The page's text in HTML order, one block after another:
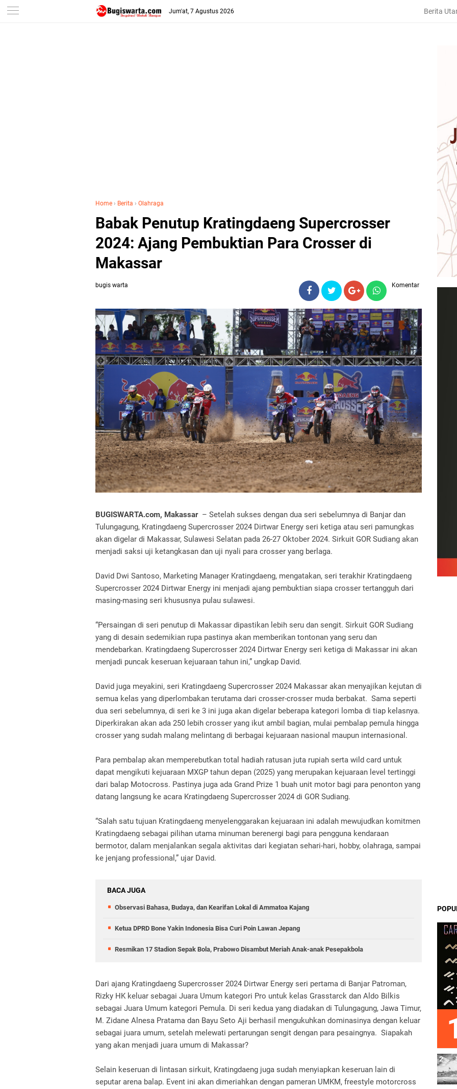
-->
Jum'at, 7 Agustus 2026 Berita
Home › Berita › Olahraga
Babak Penutup Kratingdaeng Supercrosser
2024: Ajang Pembuktian Para Crosser di
Makassar
bugis warta Komentar
BUGISWARTA.com, Makassar – Setelah sukses dengan dua seri sebelumnya di Banjar dan
Tulungagung, Kratingdaeng Supercrosser 2024 Dirtwar Energy seri ketiga atau seri pamungkas
akan digelar di Makassar, Sulawesi Selatan pada 26-27 Oktober 2024. Sirkuit GOR Sudiang akan
menjadi saksi uji ketangkasan dan uji nyali para crosser yang berlaga.
David Dwi Santoso, Marketing Manager Kratingdaeng, mengatakan, seri terakhir Kratingdaeng
Supercrosser 2024 Dirtwar Energy ini menjadi ajang pembuktian siapa crosser tertangguh dari
masing-masing seri khususnya pulau sulawesi.
“Persaingan di seri penutup di Makassar dipastikan lebih seru dan sengit. Sirkuit GOR Sudiang
yang di desain sedemikian rupa pastinya akan memberikan tontonan yang seru dan
mendebarkan. Kratingdaeng Supercrosser 2024 Dirtwar Energy seri ketiga di Makassar ini akan
menjadi puncak keseruan kejuaraan tahun ini,” ungkap David.
David juga meyakini, seri Kratingdaeng Supercrosser 2024 Makassar akan menyajikan kejutan di
semua kelas yang diperlombakan terutama dari crosser-crosser muda berbakat. Sama seperti
dua seri sebelumnya, di seri ke 3 ini juga akan digelar beberapa kategori lomba di tiap kelasnya.
Diperkirakan akan ada 250 lebih crosser yang ikut ambil bagian, mulai pembalap pemula hingga
crosser yang sudah malang melintang di berbagai kejuaraan nasional maupun internasional.
Para pembalap akan memperebutkan total hadiah ratusan juta rupiah serta wild card untuk
dapat mengikuti kejuaraan MXGP tahun depan (2025) yang merupakan kejuaraan level tertinggi
dari balap Motocross. Pastinya juga ada Grand Prize 1 buah unit motor bagi para penonton yang
datang langsung ke acara Kratingdaeng Supercrosser 2024 di GOR Sudiang.
“Salah satu tujuan Kratingdaeng menyelenggarakan kejuaraan ini adalah mewujudkan komitmen
Kratingdaeng sebagai pilihan utama minuman berenergi bagi para pengguna kendaraan
bermotor, dalam menjalankan segala aktivitas dari kegiatan sehari-hari, hobby, olahraga, sampai
ke jenjang professional,” ujar David.
BACA JUGA
Observasi Bahasa, Budaya, dan Kearifan Lokal di Ammatoa Kajang
Ketua DPRD Bone Yakin Indonesia Bisa Curi Poin Lawan Jepang
Resmikan 17 Stadion Sepak Bola, Prabowo Disambut Meriah Anak-anak Pesepakbola
Dari ajang Kratingdaeng Supercrosser 2024 Dirtwar Energy seri pertama di Banjar Patroman,
Rizky HK keluar sebagai Juara Umum kategori Pro untuk kelas Grasstarck dan Aldo Bilkis
sebagai Juara Umum kategori Pemula. Di seri kedua yang diadakan di Tulungagung, Jawa Timur,
M. Zidane Alnesa Pratama dan Bayu Seto Aji berhasil mengukuhkan dominasinya dengan keluar
sebagai juara umum, setelah melewati pertarungan sengit dengan para pesaingnya. Siapakah
yang akan menjadi juara umum di Makassar?
Selain keseruan di lintasan sirkuit, Kratingdaeng juga sudah menyiapkan keseruan lain di
seputar arena balap. Event ini akan dimeriahkan dengan pameran UMKM, freestyle motorcross